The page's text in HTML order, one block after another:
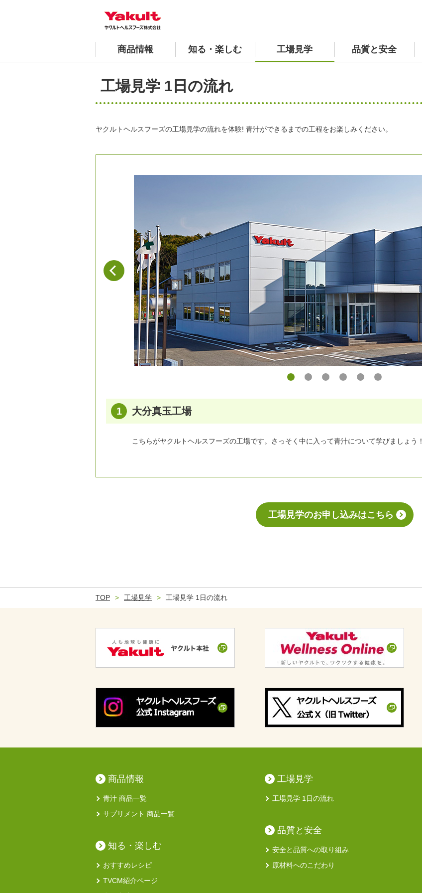
商品情報 知る・楽しむ 工場見学 品質と安全
青汁 商品一覧
おすすめレシピ
ヤクルトの国産ケール青汁 スペシャルサイト
工場見学 1日の流れ
安全と品質への取り組み
会社案内
よくあるご質問
工場見学 1日の流れ
ヤクルトヘルスフーズの工場見学の流れを体験! 青汁ができるまでの工程をお楽しみください。
1 大分真玉工場
こちらがヤクルトヘルスフーズの工場です。さっそく中に入って青汁について学びましょう！
工場見学のお申し込みはこちら
TOP 工場見学 工場見学 1日の流れ
商品情報
青汁 商品一覧
サプリメント 商品一覧
知る・楽しむ
おすすめレシピ
TVCM紹介ページ
工場見学
工場見学 1日の流れ
品質と安全
安全と品質への取り組み
原材料へのこだわり